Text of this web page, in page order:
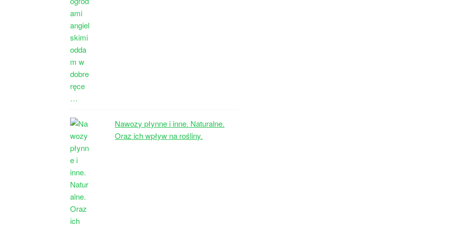
Nawozy płynne i inne. Naturalne.
Oraz ich wpływ na rośliny.